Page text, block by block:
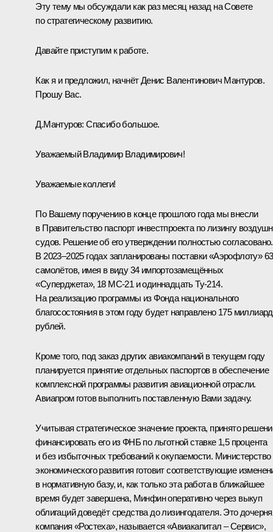
Эту тему мы обсуждали как раз месяц назад наСовете
по стратегическому развитию.
Давайте приступим к работе.
Как я и предложил, начнёт Денис Валентинович Мантуров.
Прошу Вас.
Д.Мантуров: Спасибо большое.
Уважаемый Владимир Владимирович!
Уважаемые коллеги!
По Вашему поручению в конце прошлого года мы внесли
в Правительство паспорт инвестпроекта по лизингу
судов. Решение об его утверждении полностью согласовано.
В 2023–2025 годах запланированы поставки «Аэрофлоту» 63
самолётов, имея в виду 34 импортозамещённых
«Суперджета», 18 МС-21 и одиннадцать Ту-214.
На реализацию программы из Фонда национального
благосостояния в этом году будет направлено 175
рублей.
Кроме того, под заказ других авиакомпаний в текущем году
планируется принятие отдельных паспортов в обеспечение
комплексной программы развития авиационной отрасли.
Авиапром готов выполнить поставленную Вами задачу.
Учитывая стратегическое значение проекта, принято
финансировать его из ФНБ по льготной ставке 1,5 процента
и без избыточных требований к окупаемости. Министерство
экономического развития готовит соответствующие
в нормативную базу, и, как только эта работа в ближайшее
время будет завершена, Минфин оперативно через выкуп
облигаций доведёт средства до лизингодателя. Это
компания «Ростеха», называется «Авиакапитал – Сервис»,